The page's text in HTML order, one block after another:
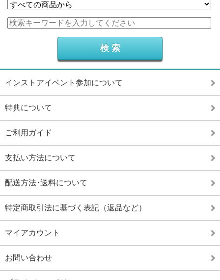
インストアイベント参加について
特典について
ご利用ガイド
支払い方法について
配送方法･送料について
特定商取引法に基づく表記（返品など）
マイアカウント
お問い合わせ